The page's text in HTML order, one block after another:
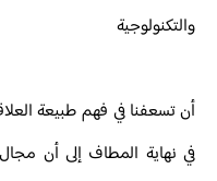
والتكنولوجية
أن تسعفنا في فهم طبيعة
في نهاية المطاف إلى أن